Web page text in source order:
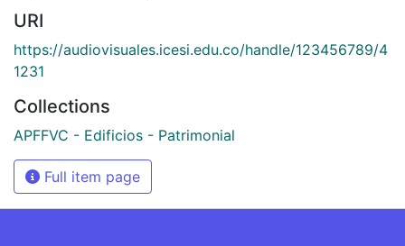
URI
https://audiovisuales.icesi.edu.co/handle/123456789/4
1231
Collections
APFFVC - Edificios - Patrimonial
Full item page